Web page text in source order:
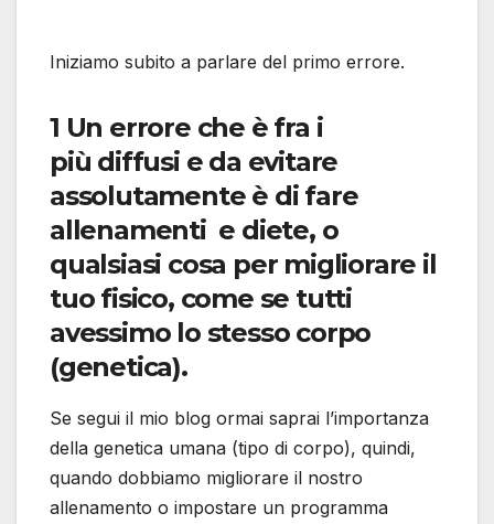
Iniziamo subito a parlare del primo errore.
1 Un errore che è fra i
più diffusi e da evitare
assolutamente è di fare
allenamenti e diete, o
qualsiasi cosa per migliorare il
tuo fisico, come se tutti
avessimo lo stesso corpo
(genetica).
Se segui il mio blog ormai saprai l’importanza
della genetica umana (tipo di corpo), quindi,
quando dobbiamo migliorare il nostro
allenamento o impostare un programma